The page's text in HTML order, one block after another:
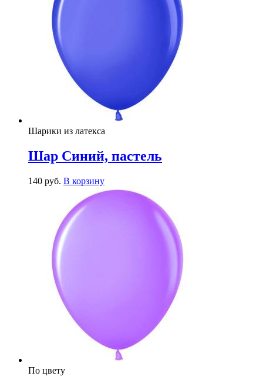
Шарики из латекса
Шар Синий, пастель
140 руб. В корзину
По цвету